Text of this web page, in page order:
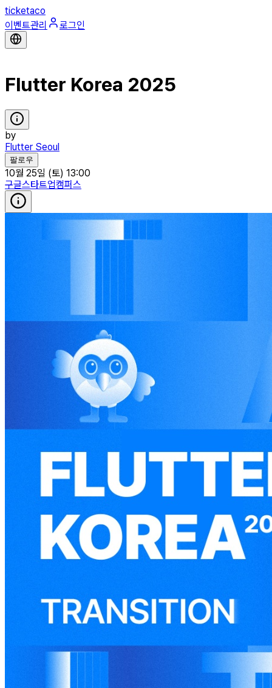
ticketaco
이벤트관리
로그인
Flutter Korea 2025
by
Flutter Seoul
팔로우
10월 25일 (토) 13:00
구글스타트업캠퍼스